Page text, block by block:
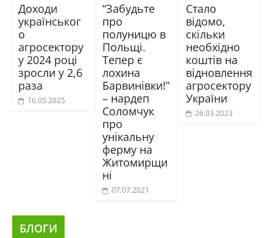
Доходи
українськог
о
агросектору
у 2024 році
зросли у 2,6
раза
16.05.2025
“Забудьте
про
полуницю в
Польщі.
Тепер є
лохина
Барвинівки!”
– нардеп
Соломчук
про
унікальну
ферму на
Житомирщи
ні
07.07.2021
Стало
відомо,
скільки
необхідно
коштів на
відновлення
агросектору
України
26.03.2023
БЛОГИ